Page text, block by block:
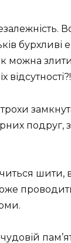
бурхливі
можна
шити,